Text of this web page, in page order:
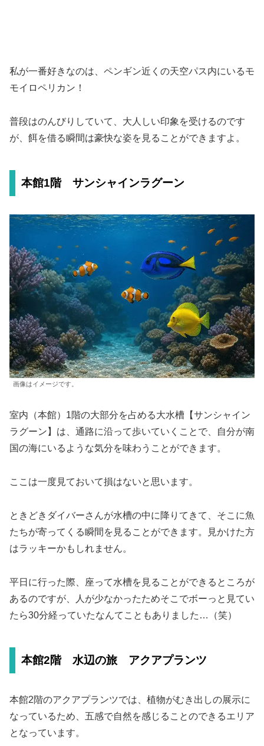
私が一番好きなのは、ペンギン近くの天空パス内にいるモ
モイロペリカン！
普段はのんびりしていて、大人しい印象を受けるのです
が、餌を借る瞬間は豪快な姿を見ることができますよ。
本館1階 サンシャインラグーン
画像はイメージです。
室内（本館）1階の大部分を占める大水槽【サンシャイン
ラグーン】は、通路に沿って歩いていくことで、自分が南
国の海にいるような気分を味わうことができます。
ここは一度見ておいて損はないと思います。
ときどきダイバーさんが水槽の中に降りてきて、そこに魚
たちが寄ってくる瞬間を見ることができます。見かけた方
はラッキーかもしれません。
平日に行った際、座って水槽を見ることができるところが
あるのですが、人が少なかったためそこでボーっと見てい
たら30分経っていたなんてこともありました…（笑）
本館2階 水辺の旅 アクアプランツ
本館2階のアクアプランツでは、植物がむき出しの展示に
なっているため、五感で自然を感じることのできるエリア
となっています。